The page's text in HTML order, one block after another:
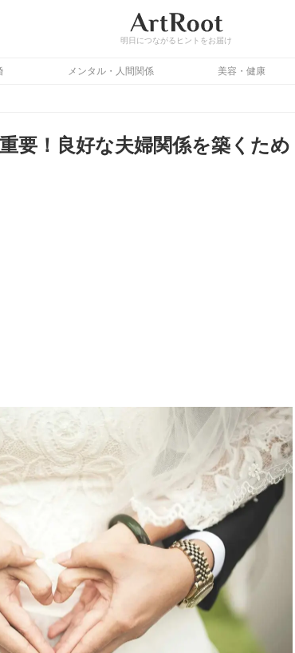
明日につながるヒントをお届け
メンタル・人間関係 美容・健康
要！良好な夫婦関係を築くため